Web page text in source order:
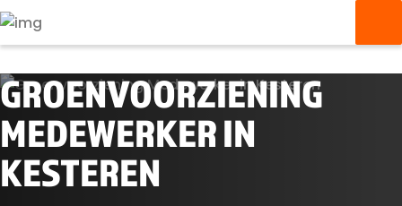
GROENVOORZIENING
MEDEWERKER IN
KESTEREN